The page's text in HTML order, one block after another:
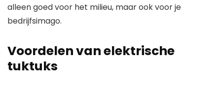
alleen goed voor het milieu, maar ook voor je
bedrijfsimago.
Voordelen van elektrische
tuktuks